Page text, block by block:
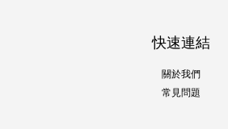
快速連結
關於我們
常見問題